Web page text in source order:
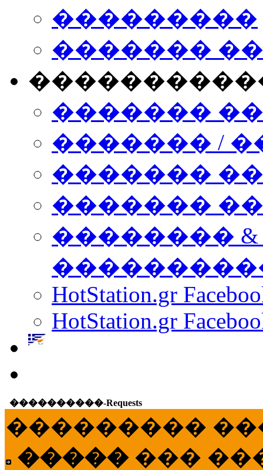
���������
�������
�������
������� /
�������
������� ���
��������
HotStation.gr
HotStation.gr
����������-Requests
���������
����� ���